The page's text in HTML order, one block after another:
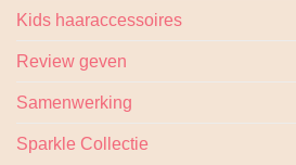
Kids haaraccessoires
Review geven
Samenwerking
Sparkle Collectie